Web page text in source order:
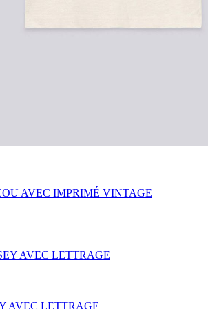
AVEC IMPRIMÉ VINTAGE
AVEC LETTRAGE